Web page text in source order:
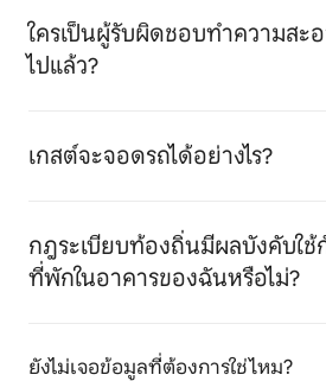
ใครเป็นผู้รับผิดชอบทำความสะ
ไปแล้ว?
เกสต์จะจอดรถได้อย่างไร?
กฎระเบียบท้องถิ่นมีผลบังคับใช้
ที่พักในอาคารของฉันหรือไม่?
ยังไม่เจอข้อมูลที่ต้องการใช่ไหม?